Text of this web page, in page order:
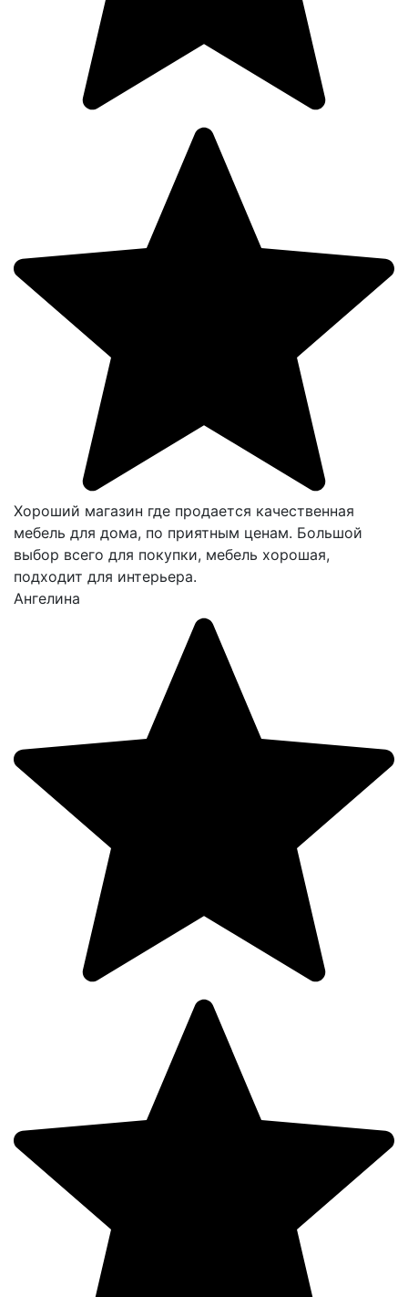
Хороший магазин где продается качественная
мебель для дома, по приятным ценам. Большой
выбор всего для покупки, мебель хорошая,
подходит для интерьера.
Ангелина